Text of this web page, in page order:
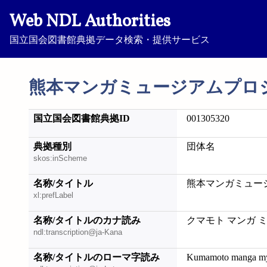
Web NDL Authorities
国立国会図書館典拠データ検索・提供サービス
熊本マンガミュージアムプロ
国立国会図書館典拠ID 001305320
典拠種別
skos:inScheme
団体名
名称/タイトル
xl:prefLabel
熊本マンガミュー
名称/タイトルのカナ読み
ndl:transcription@ja-Kana
クマモト マンガ
名称/タイトルのローマ字読み Kumamoto manga